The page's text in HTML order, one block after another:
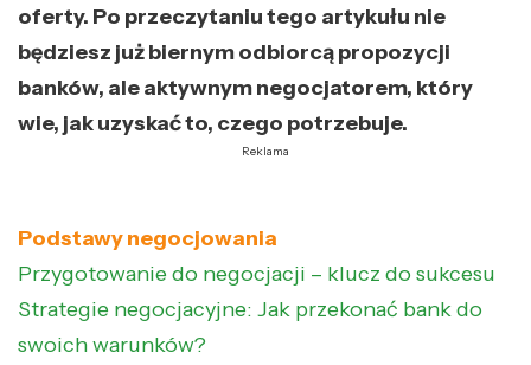
oferty. Po przeczytaniu tego artykułu nie
będziesz już biernym odbiorcą propozycji
banków, ale aktywnym negocjatorem, który
wie, jak uzyskać to, czego potrzebuje.
Reklama
Podstawy negocjowania
Przygotowanie do negocjacji – klucz do sukcesu
Strategie negocjacyjne: Jak przekonać bank do
swoich warunków?